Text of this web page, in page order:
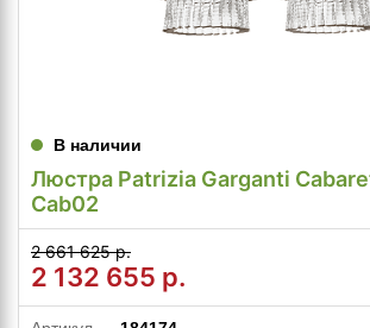
В наличии
Люстра Patrizia Garganti
Cab02
2 661 625 р.
2 132 655 р.